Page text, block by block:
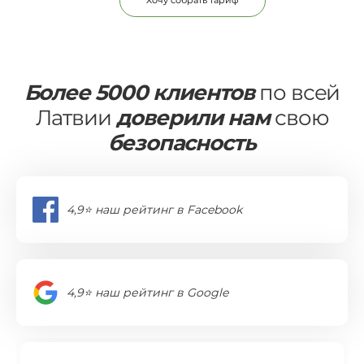
Более 5000 клиентов по всей
Латвии доверили нам свою
безопасность
4,9⭐️ наш рейтинг в Facebook
4,9⭐️ наш рейтинг в Google